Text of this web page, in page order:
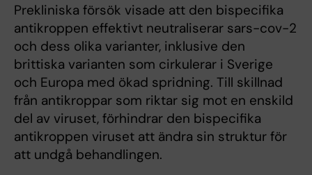
Prekliniska försök visade att den bispecifika
antikroppen effektivt neutraliserar sars-cov-2
och dess olika varianter, inklusive den
brittiska varianten som cirkulerar i Sverige
och Europa med ökad spridning. Till skillnad
från antikroppar som riktar sig mot en enskild
del av viruset, förhindrar den bispecifika
antikroppen viruset att ändra sin struktur för
att undgå behandlingen.